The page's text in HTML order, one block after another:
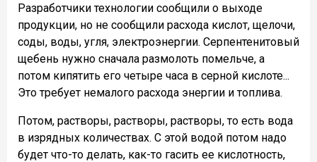
Разработчики технологии сообщили о выходе
продукции, но не сообщили расхода кислот, щелочи,
соды, воды, угля, электроэнергии. Серпентенитовый
щебень нужно сначала размолоть помельче, а
потом кипятить его четыре часа в серной кислоте...
Это требует немалого расхода энергии и топлива.
Потом, растворы, растворы, растворы, то есть вода
в изрядных количествах. С этой водой потом надо
будет что-то делать, как-то гасить ее кислотность,